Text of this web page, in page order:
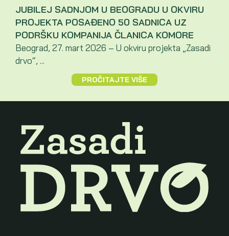
JUBILEJ SADNJOM U BEOGRADU U OKVIRU
PROJEKTA POSAĐENO 50 SADNICA UZ
PODRŠKU KOMPANIJA ČLANICA KOMORE
Beograd, 27. mart 2026 – U okviru projekta „Zasadi
drvo“, ...
PROČITAJTE VIŠE